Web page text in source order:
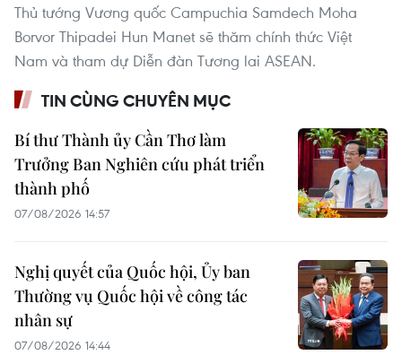
Thủ tướng Vương quốc Campuchia Samdech Moha
Borvor Thipadei Hun Manet sẽ thăm chính thức Việt
Nam và tham dự Diễn đàn Tương lai ASEAN.
TIN CÙNG CHUYÊN MỤC
Bí thư Thành ủy Cần Thơ làm
Trưởng Ban Nghiên cứu phát triển
thành phố
07/08/2026 14:57
Nghị quyết của Quốc hội, Ủy ban
Thường vụ Quốc hội về công tác
nhân sự
07/08/2026 14:44